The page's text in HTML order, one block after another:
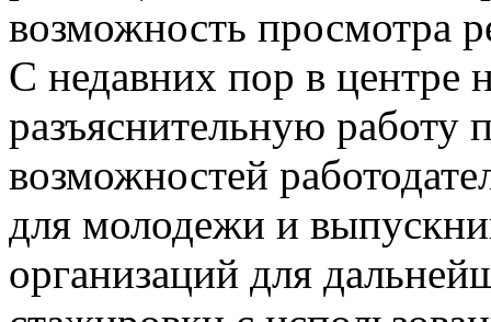
возможность просмотра
С недавних пор в центре
разъяснительную работу
возможностей
для молодежи и
организаций для